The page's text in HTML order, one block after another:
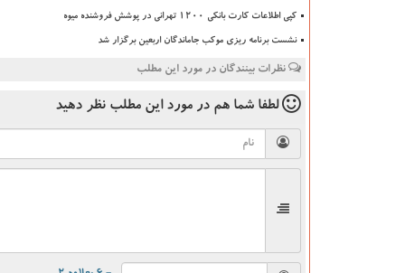
کپی اطلاعات کارت بانکی ۱۲۰۰ تهرانی در پوشش فروشنده میوه
نشست برنامه ریزی موکب جاماندگان اربعین برگزار شد
نظرات بینندگان در مورد این مطلب
لطفا شما هم در مورد این مطلب نظر دهید